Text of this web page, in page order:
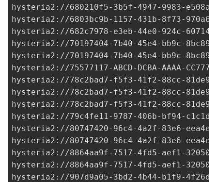
hysteria2://680210f5-3b5f-4947-9983-
hysteria2://6803bc9b-1157-431b-8f73-
hysteria2://682c7978-e3eb-44e0-924c-
hysteria2://70197404-7b40-45e4-bb9c-
hysteria2://70197404-7b40-45e4-bb9c-
hysteria2://75577117-ABCD-DCBA-AAAA-
hysteria2://78c2bad7-f5f3-41f2-88cc-
hysteria2://78c2bad7-f5f3-41f2-88cc-
hysteria2://78c2bad7-f5f3-41f2-88cc-
hysteria2://79c4fe11-9787-406b-bf94-
hysteria2://80747420-96c4-4a2f-83e6-
hysteria2://80747420-96c4-4a2f-83e6-
hysteria2://8864aa9f-7517-4fd5-aef1-
hysteria2://8864aa9f-7517-4fd5-aef1-
hysteria2://907d9a05-3bd2-4b44-b1f9-